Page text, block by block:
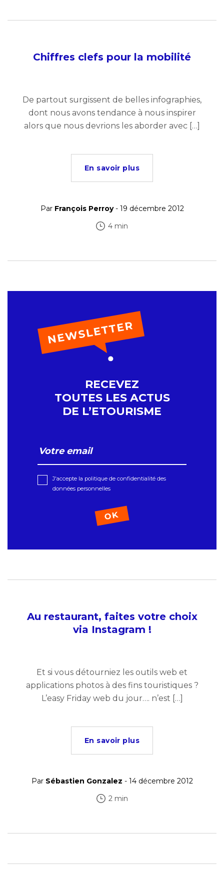
Chiffres clefs pour la mobilité
De partout surgissent de belles infographies,
dont nous avons tendance à nous inspirer
alors que nous devrions les aborder avec […]
En savoir plus
Par François Perroy- 19 décembre 2012
4 min
RECEVEZ
TOUTES LES ACTUS
DE L’ETOURISME
J'accepte la politique de confidentialité des
données personnelles
Au restaurant, faites votre choix
via Instagram !
Et si vous détourniez les outils web et
applications photos à des fins touristiques ?
L’easy Friday web du jour…. n’est […]
En savoir plus
Par Sébastien Gonzalez - 14 décembre 2012
2 min